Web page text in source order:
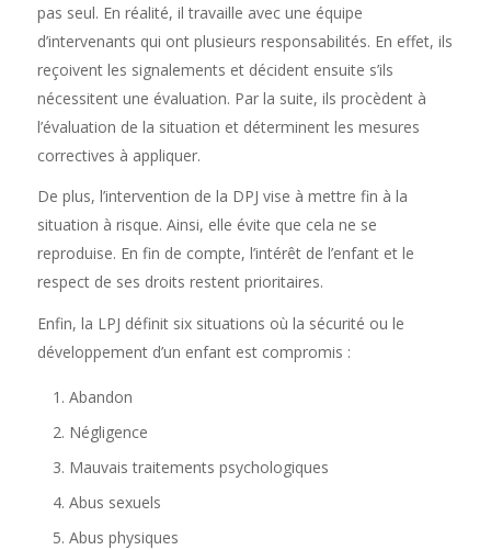
pas seul. En réalité, il travaille avec une équipe
d’intervenants qui ont plusieurs responsabilités. En effet, ils
reçoivent les signalements et décident ensuite s’ils
nécessitent une évaluation. Par la suite, ils procèdent à
l’évaluation de la situation et déterminent les mesures
correctives à appliquer.
De plus, l’intervention de la DPJ vise à mettre fin à la
situation à risque. Ainsi, elle évite que cela ne se
reproduise. En fin de compte, l’intérêt de l’enfant et le
respect de ses droits restent prioritaires.
Enfin, la LPJ définit six situations où la sécurité ou le
développement d’un enfant est compromis :
Abandon
Négligence
Mauvais traitements psychologiques
Abus sexuels
Abus physiques